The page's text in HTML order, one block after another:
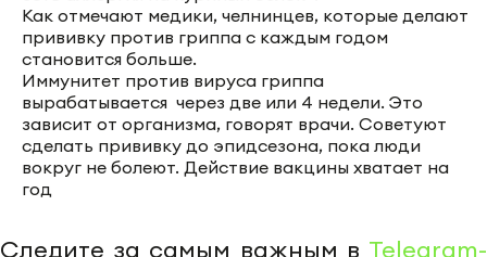
Как отмечают медики, челнинцев, которые делают
прививку против гриппа с каждым годом
становится больше.
Иммунитет против вируса гриппа
вырабатывается через две или 4 недели. Это
зависит от организма, говорят врачи. Советуют
сделать прививку до эпидсезона, пока люди
вокруг не болеют. Действие вакцины хватает на
год
Следите за самым важным в Telegram-